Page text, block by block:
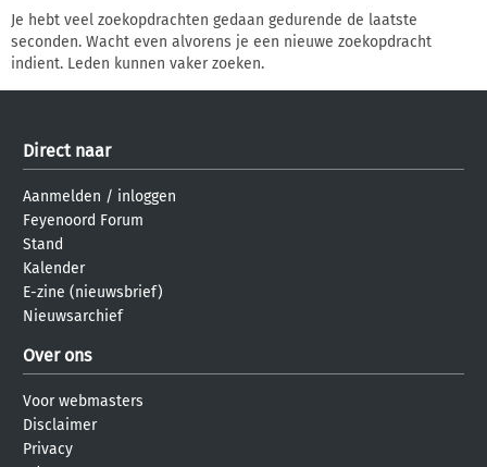
Je hebt veel zoekopdrachten gedaan gedurende de laatste
seconden. Wacht even alvorens je een nieuwe zoekopdracht
indient. Leden kunnen vaker zoeken.
Direct naar
Aanmelden / inloggen
Feyenoord Forum
Stand
Kalender
E-zine (nieuwsbrief)
Nieuwsarchief
Over ons
Voor webmasters
Disclaimer
Privacy